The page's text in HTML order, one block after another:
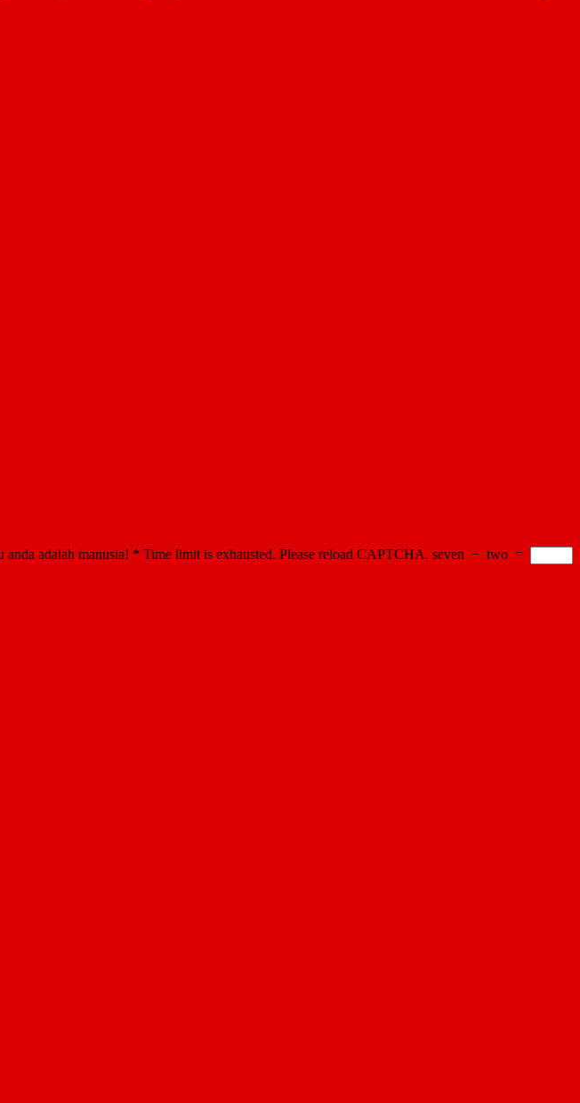
adalah manusia! * Time limit is exhausted. Please reload CAPTCHA. seven − two =